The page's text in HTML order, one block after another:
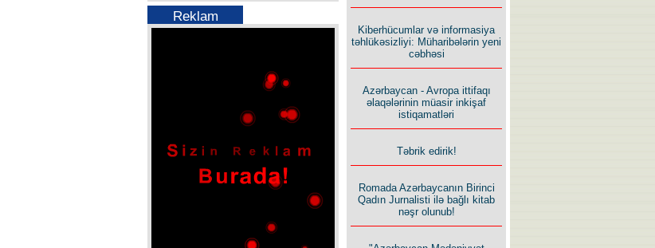
Reklam
Kiberhücumlar və informasiya
təhlükəsizliyi: Müharibələrin yeni
cəbhəsi
Azərbaycan - Avropa ittifaqı
əlaqələrinin müasir inkişaf
istiqamatləri
Təbrik edirik!
Romada Azərbaycanın Birinci
Qadın Jurnalisti ilə bağlı kitab
nəşr olunub!